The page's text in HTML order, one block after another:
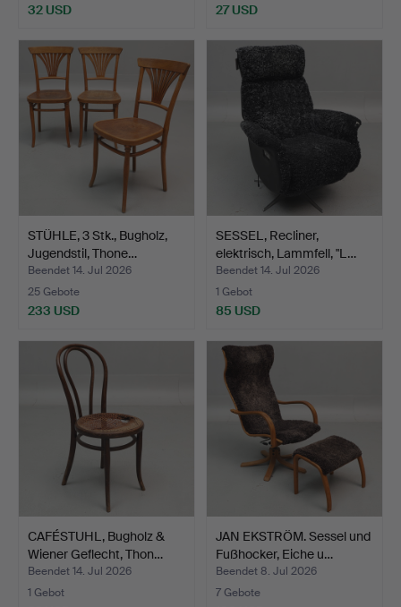
32 USD 27 USD
STÜHLE, 3 Stk., Bugholz,
Jugendstil, Thone…
Beendet 14. Jul 2026
25 Gebote
233 USD
SESSEL, Recliner,
elektrisch, Lammfell, "L…
Beendet 14. Jul 2026
1 Gebot
85 USD
CAFÉSTUHL, Bugholz &
Wiener Geflecht, Thon…
Beendet 14. Jul 2026
1 Gebot
JAN EKSTRÖM. Sessel und
Fußhocker, Eiche u…
Beendet 8. Jul 2026
7 Gebote